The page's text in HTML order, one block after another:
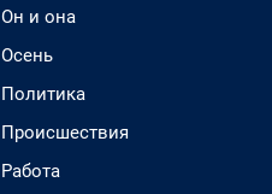
Он и она
Осень
Политика
Происшествия
Работа